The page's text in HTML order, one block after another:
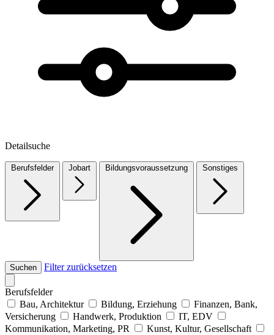
Detailsuche
Berufsfelder Jobart Bildungsvoraussetzung Sonstiges
Suchen Filter zurücksetzen
Berufsfelder
Bau, Architektur
Bildung, Erziehung
Finanzen, Bank,
Versicherung
Handwerk, Produktion
IT, EDV
Kommunikation, Marketing, PR
Kunst, Kultur, Gesellschaft